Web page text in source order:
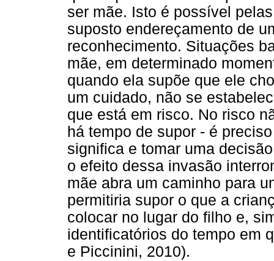
ser mãe. Isto é possível
suposto endereçamento de
reconhecimento. Situações
mãe, em determinado
quando ela supõe que ele
um cuidado, não se
que está em risco. No risco
há tempo de supor - é
significa e tomar uma
o efeito dessa invasão
mãe abra um caminho para
permitiria supor o que a
colocar no lugar do filho e,
identificatórios do tempo em
e Piccinini, 2010).